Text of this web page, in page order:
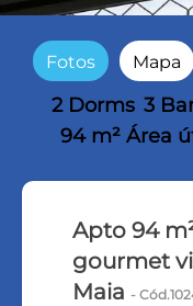
Fotos Mapa
2 Dorms 3
94 m² Área
Apto 94
gourmet
Maia -